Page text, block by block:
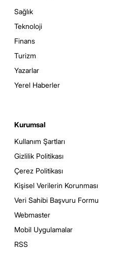
Sağlık
Teknoloji
Finans
Turizm
Yazarlar
Yerel Haberler
Kurumsal
Kullanım Şartları
Gizlilik Politikası
Çerez Politikası
Kişisel Verilerin Korunması
Veri Sahibi Başvuru Formu
Webmaster
Mobil Uygulamalar
RSS